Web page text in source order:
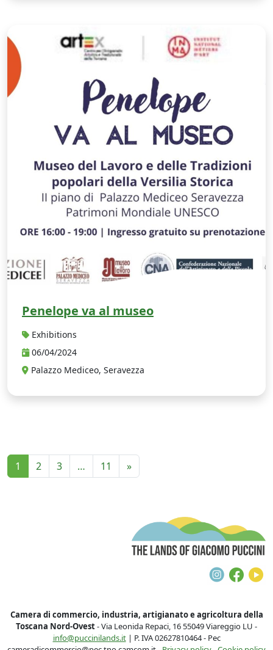
Penelope va al museo
Exhibitions
06/04/2024
Palazzo Mediceo, Seravezza
1 2 3 … 11 »
Camera di commercio, industria, artigianato e agricoltura della
Toscana Nord-Ovest- Via Leonida Repaci, 16 55049 Viareggio LU -
info@puccinilands.it| P. IVA 02627810464 - Pec